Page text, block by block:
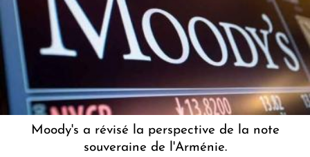
Moody's a révisé la perspective de la note
souveraine de l'Arménie.